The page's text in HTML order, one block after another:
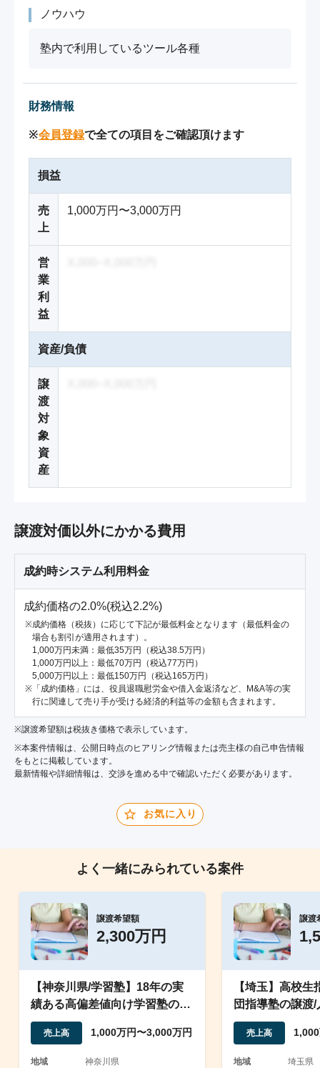
ノウハウ
塾内で利用しているツール各種
財務情報
※会員登録で全ての項目をご確認頂けます
損益
売
上
1,000万円〜3,000万円
営
業
利
益
資産/負債
譲
渡
対
象
資
産
譲渡対価以外にかかる費用
成約時システム利用料金
成約価格の2.0%(税込2.2%)
成約価格（税抜）に応じて下記が最低料金となります（最低料金の
場合も割引が適用されます）。
1,000万円未満：最低35万円（税込38.5万円）
1,000万円以上：最低70万円（税込77万円）
5,000万円以上：最低150万円（税込165万円）
「成約価格」には、役員退職慰労金や借入金返済など、M&A等の実
行に関連して売り手が受ける経済的利益等の金額も含まれます。
※譲渡希望額は税抜き価格で表示しています。
※本案件情報は、公開日時点のヒアリング情報または売主様の自己申告情報
をもとに掲載しています。
最新情報や詳細情報は、交渉を進める中で確認いただく必要があります。
お気に入り
よく一緒にみられている案件
譲渡希望額
2,300万円
【神奈川県/学習塾】18年の実
績ある高偏差値向け学習塾の運
営
売上高 1,000万円〜3,000万円
地域
神奈川県
譲渡
【埼玉】高校
団指導塾の譲渡
売上高
地域
埼玉県